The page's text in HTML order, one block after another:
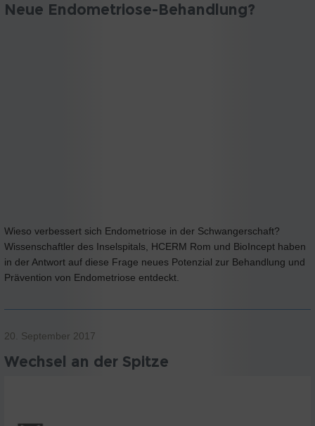
Neue Endometriose-Behandlung?
Wieso verbessert sich Endometriose in der Schwangerschaft?
Wissenschaftler des Inselspitals, HCERM Rom und BioIncept haben
in der Antwort auf diese Frage neues Potenzial zur Behandlung und
Prävention von Endometriose entdeckt.
20. September 2017
Wechsel an der Spitze